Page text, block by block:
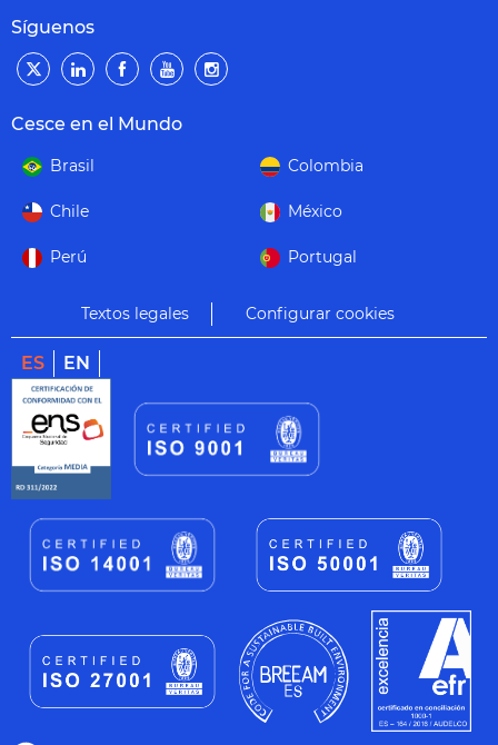
Síguenos
Cesce en el Mundo
Brasil Colombia
Chile México
Perú Portugal
Textos legales Configurar cookies
ES EN